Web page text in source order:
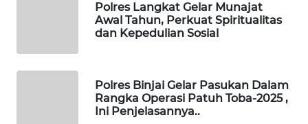
Polres Langkat Gelar Munajat
Awal Tahun, Perkuat Spiritualitas
dan Kepedulian Sosial
Polres Binjai Gelar Pasukan Dalam
Rangka Operasi Patuh Toba-2025 ,
Ini Penjelasannya..